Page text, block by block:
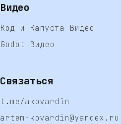
Видео
Код и Капуста Видео
Godot Видео
Связаться
t.me/akovardin
artem-kovardin@yandex.ru